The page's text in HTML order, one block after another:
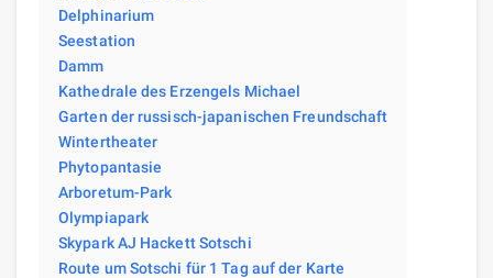
Delphinarium
Seestation
Damm
Kathedrale des Erzengels Michael
Garten der russisch-japanischen Freundschaft
Wintertheater
Phytopantasie
Arboretum-Park
Olympiapark
Skypark AJ Hackett Sotschi
Route um Sotschi für 1 Tag auf der Karte